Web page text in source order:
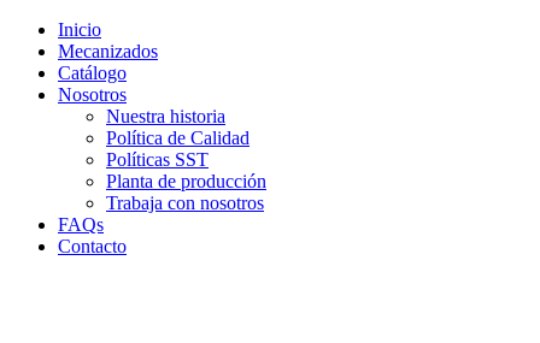
Inicio
Mecanizados
Catálogo
Nosotros
Nuestra historia
Política de Calidad
Políticas SST
Planta de producción
Trabaja con nosotros
FAQs
Contacto